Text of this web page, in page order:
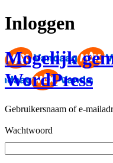
Inloggen
Mogelijk
WordPress
Gebruikersnaam of e-
Wachtwoord